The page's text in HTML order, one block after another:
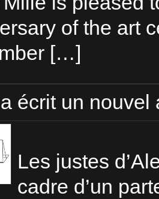
of the art
[…]
a écrit un
Les justes
cadre d’un